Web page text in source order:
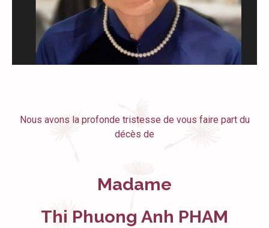
Nous avons la profonde tristesse de vous faire part du
décès de
Madame
Thi Phuong Anh PHAM